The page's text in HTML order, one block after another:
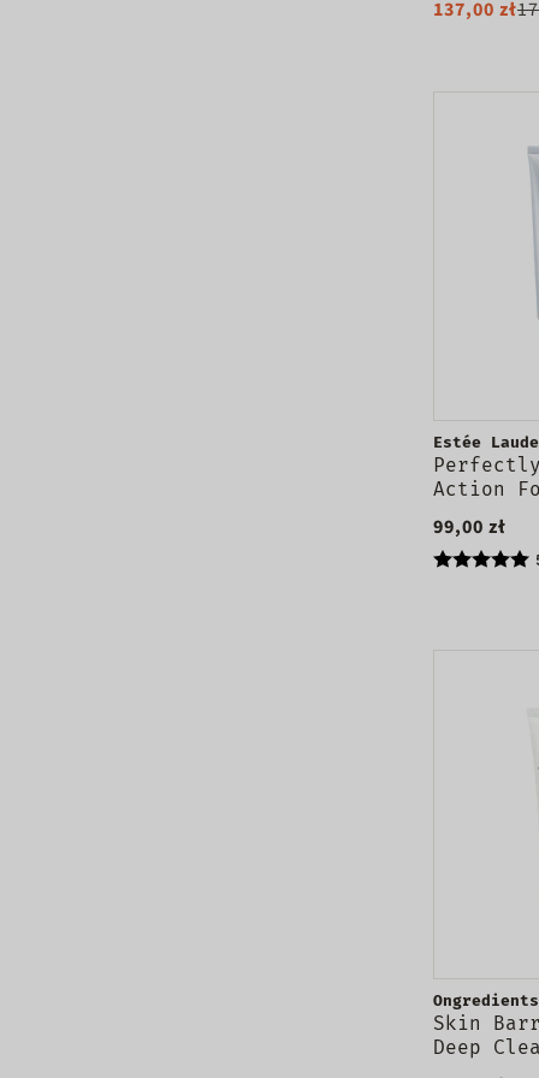
skóry
137,00 zł
Estée
Action
pianka
twarzy
mieszana
99,00 zł
Ongredients
Skin
Deep